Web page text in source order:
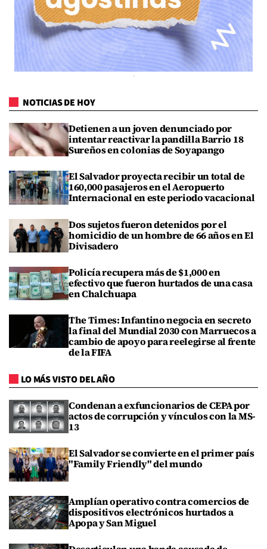
NOTICIAS DE HOY
Detienen a un joven denunciado por
intentar reactivar la pandilla Barrio 18
Sureños en colonias de Soyapango
El Salvador proyecta recibir un total de
160,000 pasajeros en el Aeropuerto
Internacional en este periodo vacacional
Dos sujetos fueron detenidos por el
homicidio de un hombre de 66 años en El
Divisadero
Policía recupera más de $1,000 en
efectivo que fueron hurtados de una casa
en Chalchuapa
The Times: Infantino negocia en secreto
la final del Mundial 2030 con Marruecos a
cambio de apoyo para reelegirse al frente
de la FIFA
LO MÁS VISTO DEL AÑO
Condenan a exfuncionarios de CEPA por
actos de corrupción y vínculos con la MS-
13
El Salvador se convierte en el primer país
"Family Friendly" del mundo
Amplían operativo contra comercios de
dispositivos electrónicos hurtados a
Apopa y San Miguel